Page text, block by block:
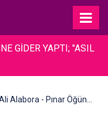
GİDER YAPTI; "ASIL
Alabora - Pınar Öğün...